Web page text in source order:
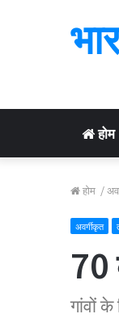
होम
होम /
अवर्गीकृत
70
गांवों